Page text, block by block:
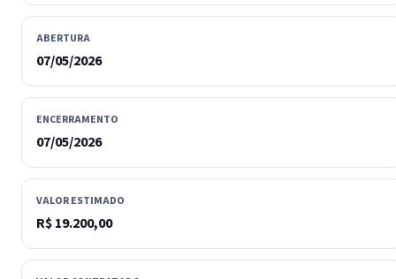
ABERTURA
07/05/2026
ENCERRAMENTO
07/05/2026
VALOR ESTIMADO
R$ 19.200,00